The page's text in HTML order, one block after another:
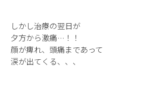
しかし治療の翌日が
夕方から激痛…！！
顔が痺れ、頭痛まであって
涙が出てくる、、、